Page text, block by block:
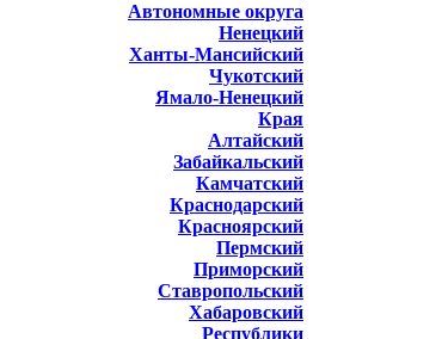
Автономные округа
Ненецкий
Ханты-Мансийский
Чукотский
Ямало-Ненецкий
Края
Алтайский
Забайкальский
Камчатский
Краснодарский
Красноярский
Пермский
Приморский
Ставропольский
Хабаровский
Республики